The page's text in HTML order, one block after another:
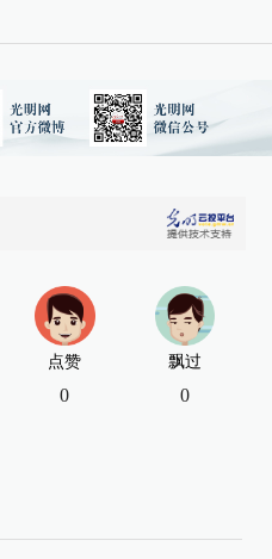
点赞
0
飘过
0